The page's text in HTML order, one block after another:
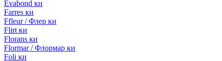
Evabond ки
Farres ки
Ffleur / Флер ки
Flirt ки
Florans ки
Flormar / Флормар ки
Foli ки